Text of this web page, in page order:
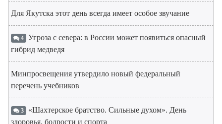
Для Якутска этот день всегда имеет особое звучание
4 Угроза с севера: в России может появиться опасный
гибрид медведя
Минпросвещения утвердило новый федеральный
перечень учебников
3 «Шахтерское братство. Сильные духом». День
здоровья, бодрости и спорта